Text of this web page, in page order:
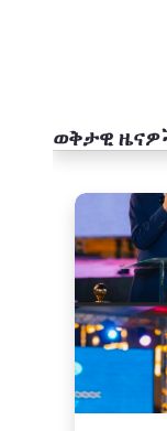
ወቅታዊ
አዲስ